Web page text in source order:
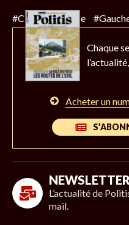
#Climat #Police
Chaque
l’actualité,
Acheter un
L’actualité de
mail.